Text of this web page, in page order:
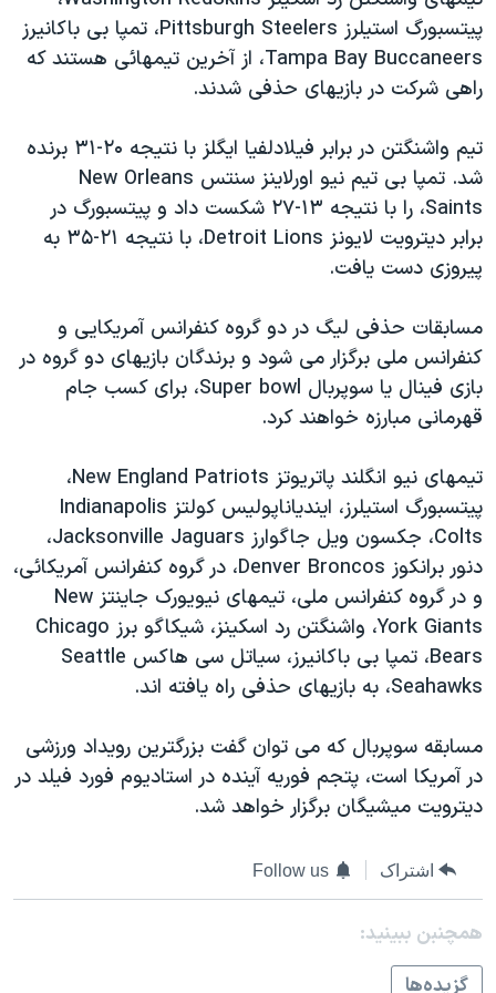
فرهنگ و زندگی
حقوق شهروندی
اقتصادی
علم و فناوری
اسرائیل در جنگ
گالری عکس
آرشیو پخش زنده
مستندها
انتخابات ریاست جمهوری آمریکا ۲۰۲۴
حمله جمهوری اسلامی به اسرائیل
رمز مهسا
ورزش زنان در ایران
اعتراضات زن، زندگی، آزادی
مجموعه مستندهای دادخواهی
دادگاه حمید نوری
چهل سال گروگان‌گیری
قانون شفافیت دارائی کادر رهبری ایران
اسرائیل در جنگ
نرگس محمدی برنده جایزه نوبل صلح
همایش محافظه‌کاران آمریکا «سی‌پک»
صفحه‌های ویژه
سفر پرزیدنت ترامپ به چین
دنبال کنید
زبانهای مختلف
پيتسبورگ استيلرز Pittsburgh Steelers، تمپا بی باکانيرز
Tampa Bay Buccaneers، از آخرين تيمهائی هستند که
راهی شرکت در بازيهای حذفی شدند.
تيم واشنگتن در برابر فيلادلفيا ايگلز با نتيجه ۲۰-۳۱ برنده
شد. تمپا بی تيم نيو اورلاينز سنتس New Orleans
Saints، را با نتيجه ۱۳-۲۷ شکست داد و پيتسبورگ در
برابر ديترويت لايونز Detroit Lions، با نتيجه ۲۱-۳۵ به
پيروزی دست يافت.
مسابقات حذفی ليگ در دو گروه کنفرانس آمريکايی و
کنفرانس ملی برگزار می شود و برندگان بازيهای دو گروه در
بازی فينال يا سوپربال Super bowl، برای کسب جام
قهرمانی مبارزه خواهند کرد.
تيمهای نيو انگلند پاتريوتز New England Patriots،
پيتسبورگ استيلرز، ايندياناپوليس کولتز Indianapolis
Colts، جکسون ويل جاگوارز Jacksonville Jaguars،
دنور برانکوز Denver Broncos، در گروه کنفرانس آمريکائی،
و در گروه کنفرانس ملی، تيمهای نيويورک جاينتز New
York Giants، واشنگتن رد اسکينز، شيکاگو برز Chicago
Bears، تمپا بی باکانيرز، سياتل سی هاکس Seattle
Seahawks، به بازيهای حذفی راه يافته اند.
مسابقه سوپربال که می توان گفت بزرگترين رويداد ورزشی
در آمريکا است، پتجم فوريه آينده در استاديوم فورد فيلد در
ديترويت ميشيگان برگزار خواهد شد.
اشتراک Follow us
همچنبن ببینید:
گزيده‌ها